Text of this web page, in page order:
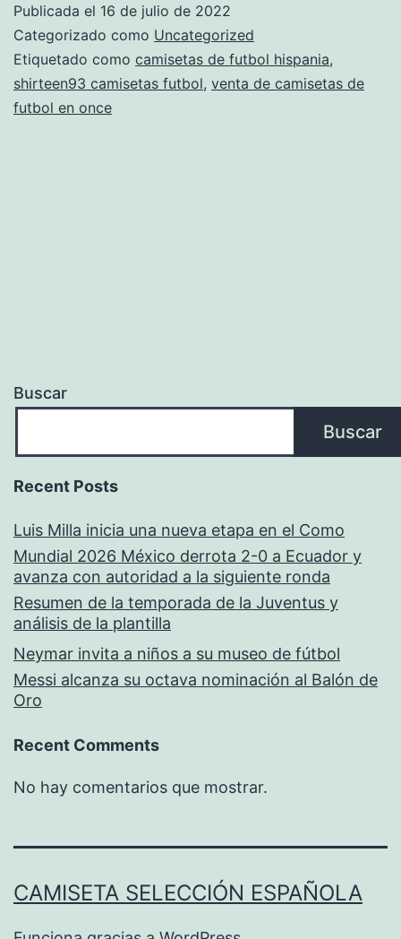
2022
Publicada el 16 de julio de 2022
Categorizado como Uncategorized
Etiquetado como camisetas de futbol hispania,
shirteen93 camisetas futbol, venta de camisetas de
futbol en once
Buscar
Buscar
Recent Posts
Luis Milla inicia una nueva etapa en el Como
Mundial 2026 México derrota 2-0 a Ecuador y
avanza con autoridad a la siguiente ronda
Resumen de la temporada de la Juventus y
análisis de la plantilla
Neymar invita a niños a su museo de fútbol
Messi alcanza su octava nominación al Balón de
Oro
Recent Comments
No hay comentarios que mostrar.
CAMISETA SELECCIÓN ESPAÑOLA